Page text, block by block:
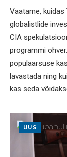
Vaatame,
globalistlide
CIA
programmi
populaarsuse
lavastada ning
kas seda
UUS